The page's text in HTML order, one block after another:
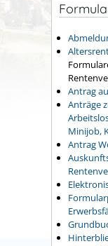
Antrag
Anträge
Minijob,
Antrag